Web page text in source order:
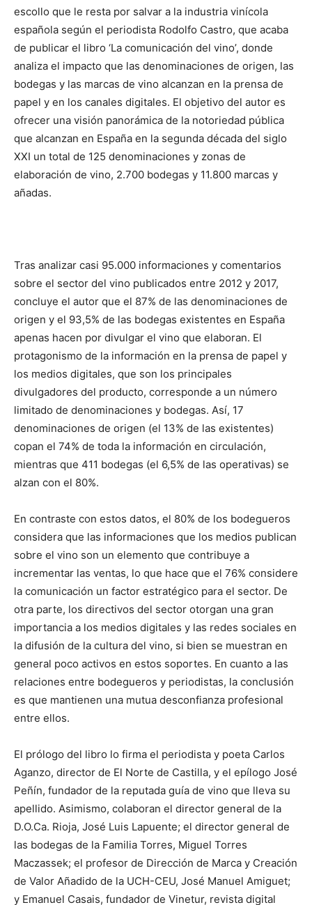
escollo que le resta por salvar a la industria vinícola
española según el periodista Rodolfo Castro, que acaba
de publicar el libro ‘La comunicación del vino’, donde
analiza el impacto que las denominaciones de origen, las
bodegas y las marcas de vino alcanzan en la prensa de
papel y en los canales digitales. El objetivo del autor es
ofrecer una visión panorámica de la notoriedad pública
que alcanzan en España en la segunda década del siglo
XXI un total de 125 denominaciones y zonas de
elaboración de vino, 2.700 bodegas y 11.800 marcas y
añadas.
Tras analizar casi 95.000 informaciones y comentarios
sobre el sector del vino publicados entre 2012 y 2017,
concluye el autor que el 87% de las denominaciones de
origen y el 93,5% de las bodegas existentes en España
apenas hacen por divulgar el vino que elaboran. El
protagonismo de la información en la prensa de papel y
los medios digitales, que son los principales
divulgadores del producto, corresponde a un número
limitado de denominaciones y bodegas. Así, 17
denominaciones de origen (el 13% de las existentes)
copan el 74% de toda la información en circulación,
mientras que 411 bodegas (el 6,5% de las operativas) se
alzan con el 80%.
En contraste con estos datos, el 80% de los bodegueros
considera que las informaciones que los medios publican
sobre el vino son un elemento que contribuye a
incrementar las ventas, lo que hace que el 76% considere
la comunicación un factor estratégico para el sector. De
otra parte, los directivos del sector otorgan una gran
importancia a los medios digitales y las redes sociales en
la difusión de la cultura del vino, si bien se muestran en
general poco activos en estos soportes. En cuanto a las
relaciones entre bodegueros y periodistas, la conclusión
es que mantienen una mutua desconfianza profesional
entre ellos.
El prólogo del libro lo firma el periodista y poeta Carlos
Aganzo, director de El Norte de Castilla, y el epílogo José
Peñín, fundador de la reputada guía de vino que lleva su
apellido. Asimismo, colaboran el director general de la
D.O.Ca. Rioja, José Luis Lapuente; el director general de
las bodegas de la Familia Torres, Miguel Torres
Maczassek; el profesor de Dirección de Marca y Creación
de Valor Añadido de la UCH-CEU, José Manuel Amiguet;
y Emanuel Casais, fundador de Vinetur, revista digital